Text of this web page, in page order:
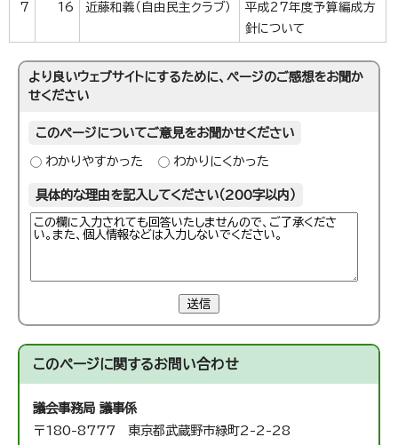
7 16 近藤和義（自由民主クラブ）
平成27年度予算編成方
針について
より良いウェブサイトにするために、ページのご感想をお聞か
せください
このページについてご意見をお聞かせください
わかりやすかった わかりにくかった
具体的な理由を記入してください（200字以内）
送信
このページに関するお問い合わせ
議会事務局 議事係
〒180-8777 東京都武蔵野市緑町2-2-28